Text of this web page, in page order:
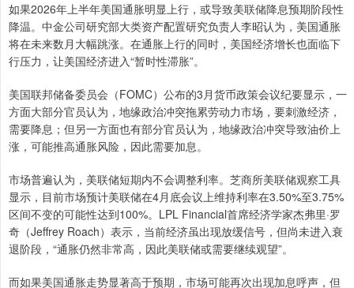
如果2026年上半年美国通胀明显上行，或导致美联储降息预期阶段性
降温。中金公司研究部大类资产配置研究负责人李昭认为，美国通胀
将在未来数月大幅跳涨。在通胀上行的同时，美国经济增长也面临下
行压力，让美国经济进入“暂时性滞胀”。
美国联邦储备委员会（FOMC）公布的3月货币政策会议纪要显示，一
方面大部分官员认为，地缘政治冲突拖累劳动力市场，要刺激经济，
需要降息；但另一方面也有部分官员认为，地缘政治冲突导致油价上
涨，可能推高通胀风险，因此需要加息。
市场普遍认为，美联储短期内不会调整利率。芝商所美联储观察工具
显示，目前市场预计美联储在4月底会议上维持利率在3.50%至3.75%
区间不变的可能性达到100%。LPL Financial首席经济学家杰弗里·罗
奇（Jeffrey Roach）表示，当前经济虽出现放缓信号，但尚未进入衰
退阶段，“通胀仍然非常高，因此美联储或需要继续观望”。
而如果美国通胀走势显著高于预期，市场可能再次出现加息呼声，但